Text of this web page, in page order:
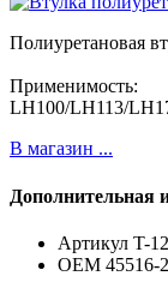
Полиуретановая
Применимость:
LH100/LH113/
В магазин ...
Дополнительная
Артикул T-
ОЕМ 45516-